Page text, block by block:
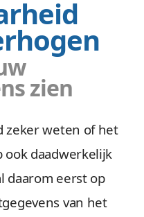
zien
zeker weten of het
ook daadwerkelijk
daarom eerst op
van het